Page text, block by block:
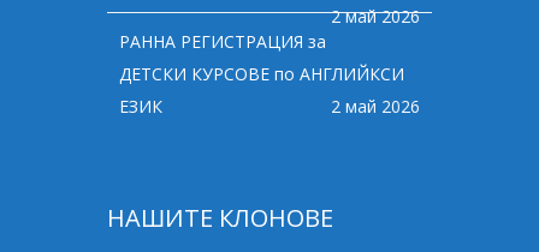
2 май 2026
РАННА РЕГИСТРАЦИЯ за
ДЕТСКИ КУРСОВЕ по АНГЛИЙКСИ
ЕЗИК
2 май 2026
НАШИТЕ КЛОНОВЕ